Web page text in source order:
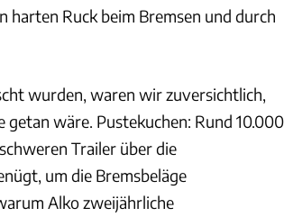
harten Ruck beim Bremsen und durch
wurden, waren wir zuversichtlich,
getan wäre. Pustekuchen: Rund 10.000
Trailer über die
um die Bremsbeläge
Alko zweijährliche